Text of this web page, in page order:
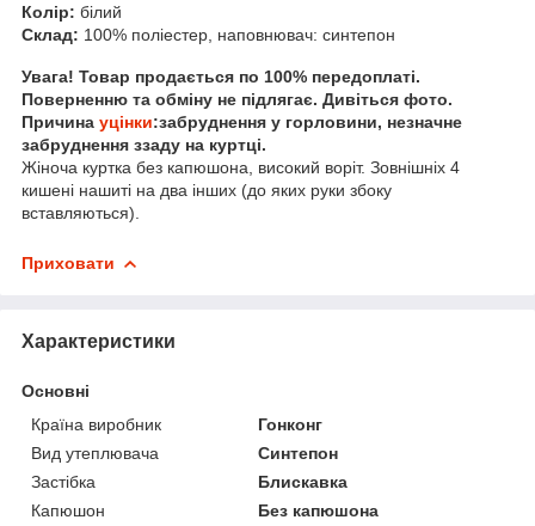
Увага! Товар продається по 100% передоплаті.
Поверненню та обміну не підлягає. Дивіться фото.
Причина уцінки:забруднення у горловини, незначне
забруднення ззаду на куртці.
Жіноча куртка без капюшона, високий воріт. Зовнішніх 4
кишені нашиті на два інших (до яких руки збоку
вставляються).
Колір: білий
Склад: 100% поліестер, наповнювач: синтепон
Приховати
Характеристики
Основні
Країна виробник
Гонконг
Вид утеплювача
Синтепон
Застібка
Блискавка
Капюшон
Без капюшона